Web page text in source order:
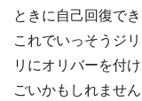
ときに自己回復で
これでいっそうジ
リにオリバーを付
ごいかもしれません